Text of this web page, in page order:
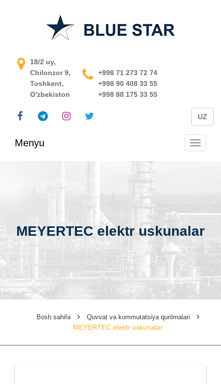
O'zbekistondagi jarayonni
boshqarish tizimi
18/2 uy,
Chilonzor 9,
Toshkent,
O'zbekiston
+998 71 273 72 74
+998 90 408 33 55
+998 88 175 33 55
UZ
Menyu
MEYERTEC elektr uskunalar
Bosh sahifa Quvvat va kommutatsiya qurilmalari
MEYERTEC elektr uskunalar